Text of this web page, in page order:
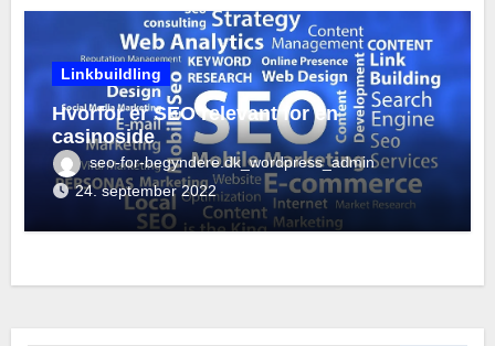
Linkbuildling
Hvorfor er SEO relevant for en
casinoside
seo-for-begyndere.dk_wordpress_admin
24. september 2022